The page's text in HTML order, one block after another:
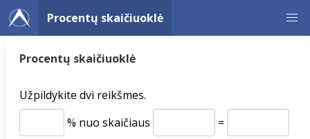
Procentų skaičiuoklė
Procentų skaičiuoklė
Užpildykite dvi reikšmes.
% nuo skaičiaus
=